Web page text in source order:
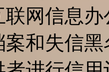
联网信息
和失信